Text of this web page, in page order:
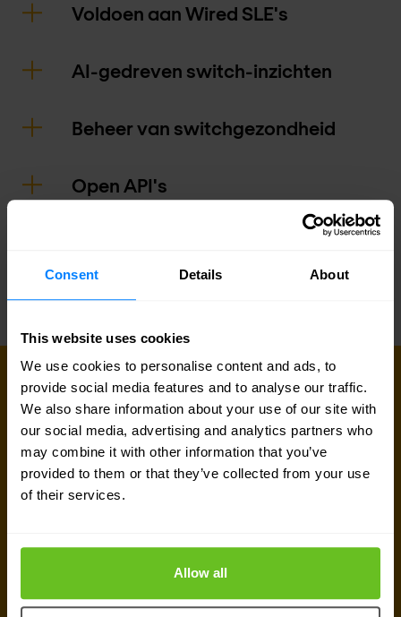
Consent Details About
This website uses cookies
We use cookies to personalise content and ads, to
provide social media features and to analyse our traffic.
We also share information about your use of our site with
our social media, advertising and analytics partners who
may combine it with other information that you’ve
provided to them or that they’ve collected from your use
of their services.
Allow all
Voldoen aan Wired SLE's
AI-gedreven switch-inzichten
Beheer van switchgezondheid
Open API's
Betere afstemming van resources
MAAK VERBINDING
Onze experts staan voor je klaar
Ben je op zoek naar prijsinformatie, technische
gegevens, support of een offerte op maat? Ons